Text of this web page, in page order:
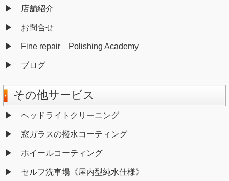
店舗紹介
お問合せ
Fine repair Polishing Academy
ブログ
その他サービス
ヘッドライトクリーニング
窓ガラスの撥水コーティング
ホイールコーティング
セルフ洗車場《屋内型純水仕様》